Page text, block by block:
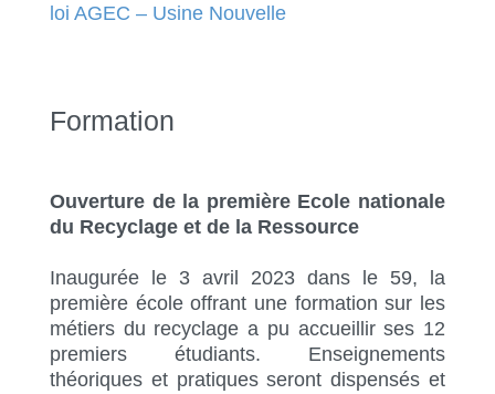
loi AGEC – Usine Nouvelle
Formation
Ouverture de la première Ecole nationale
du Recyclage et de la Ressource
Inaugurée le 3 avril 2023 dans le 59, la
première école offrant une formation sur les
métiers du recyclage a pu accueillir ses 12
premiers étudiants. Enseignements
théoriques et pratiques seront dispensés et